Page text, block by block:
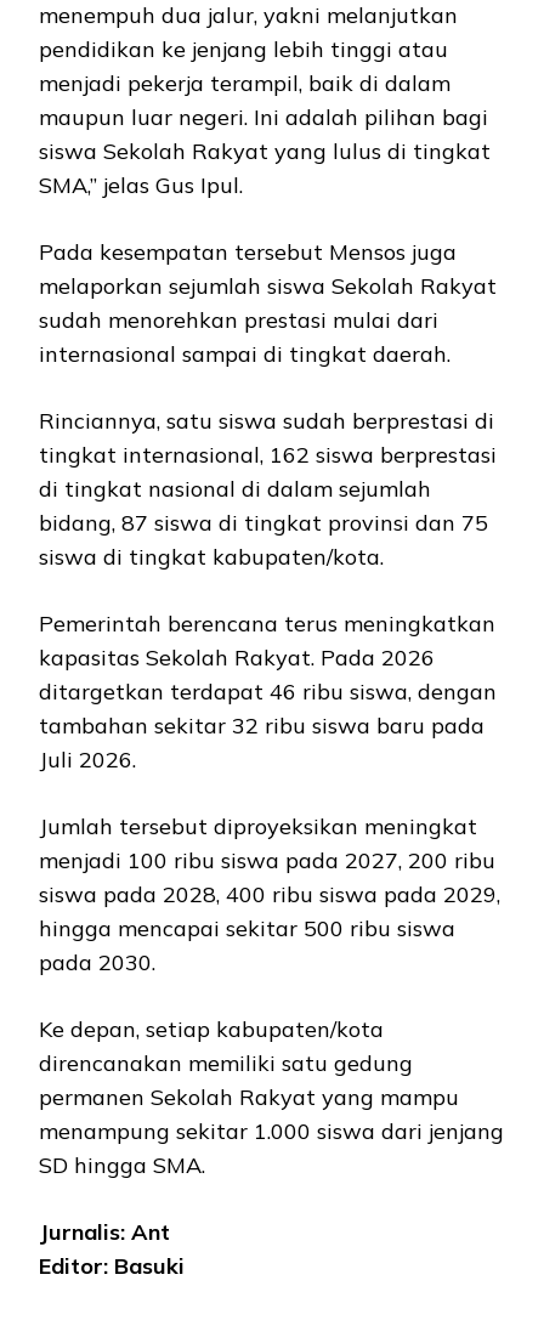
menempuh dua jalur, yakni melanjutkan
pendidikan ke jenjang lebih tinggi atau
menjadi pekerja terampil, baik di dalam
maupun luar negeri. Ini adalah pilihan bagi
siswa Sekolah Rakyat yang lulus di tingkat
SMA,” jelas Gus Ipul.
Pada kesempatan tersebut Mensos juga
melaporkan sejumlah siswa Sekolah Rakyat
sudah menorehkan prestasi mulai dari
internasional sampai di tingkat daerah.
Rinciannya, satu siswa sudah berprestasi di
tingkat internasional, 162 siswa berprestasi
di tingkat nasional di dalam sejumlah
bidang, 87 siswa di tingkat provinsi dan 75
siswa di tingkat kabupaten/kota.
Pemerintah berencana terus meningkatkan
kapasitas Sekolah Rakyat. Pada 2026
ditargetkan terdapat 46 ribu siswa, dengan
tambahan sekitar 32 ribu siswa baru pada
Juli 2026.
Jumlah tersebut diproyeksikan meningkat
menjadi 100 ribu siswa pada 2027, 200 ribu
siswa pada 2028, 400 ribu siswa pada 2029,
hingga mencapai sekitar 500 ribu siswa
pada 2030.
Ke depan, setiap kabupaten/kota
direncanakan memiliki satu gedung
permanen Sekolah Rakyat yang mampu
menampung sekitar 1.000 siswa dari jenjang
SD hingga SMA.
Jurnalis: Ant
Editor: Basuki